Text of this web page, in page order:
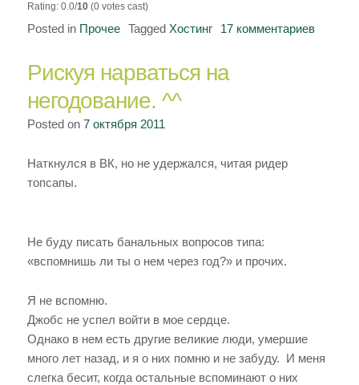
Rating: 0.0/10(0 votes cast)
Posted in Прочее Tagged Хостинг 17 комментариевк
Рискуя нарваться на
негодование. ^^
Posted on 7 октября 2011
Наткнулся в ВК, но не удержался, читая ридер
топсапы.
Не буду писать банальных вопросов типа:
«вспомнишь ли ты о нем через год?» и прочих.
Я не вспомню.
Джобс не успел войти в мое сердце.
Однако в нем есть другие великие люди, умершие
много лет назад, и я о них помню и не забуду. И меня
слегка бесит, когда остальные вспоминают о них